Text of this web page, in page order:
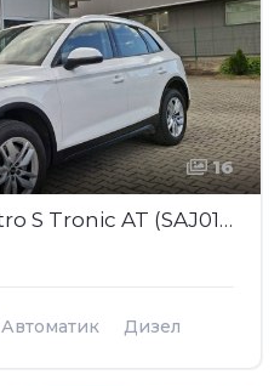
16
Audi Q5 40 TDI Quattro S Tronic AT (SAJ012)
Автоматик
Дизел